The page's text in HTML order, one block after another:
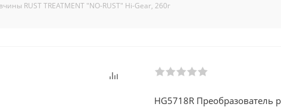
RUST TREATMENT "NO-RUST" Hi-Gear, 260г
HG5718R Преобразователь